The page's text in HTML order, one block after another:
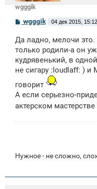
wgggik
С
б
щ
н
и
wgggik 04 дек 2015, 15:12
Да ладно, мелочи
только родили-а он
кудрявенький, в
не сигару :loudlaff: )
говорит
А если серьезно-
актерском мастерстве
Нужное - не сложно,